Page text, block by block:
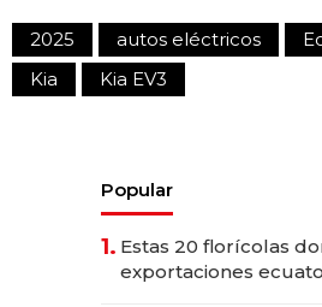
2025 autos eléctricos
Kia
Kia EV3
Popular
1. Estas 20 florícolas
exportaciones